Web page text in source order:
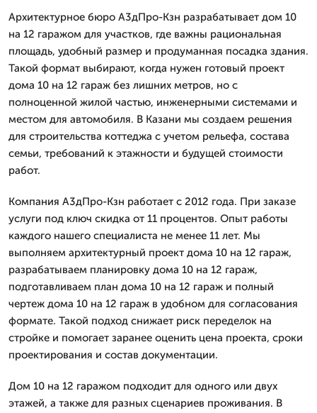
Архитектурное бюро А3дПро-Кзн разрабатывает дом 10
на 12 гаражом для участков, где важны рациональная
площадь, удобный размер и продуманная посадка здания.
Такой формат выбирают, когда нужен готовый проект
дома 10 на 12 гараж без лишних метров, но с
полноценной жилой частью, инженерными системами и
местом для автомобиля. В Казани мы создаем решения
для строительства коттеджа с учетом рельефа, состава
семьи, требований к этажности и будущей стоимости
работ.
Компания А3дПро-Кзн работает с 2012 года. При заказе
услуги под ключ скидка от 11 процентов. Опыт работы
каждого нашего специалиста не менее 11 лет. Мы
выполняем архитектурный проект дома 10 на 12 гараж,
разрабатываем планировку дома 10 на 12 гараж,
подготавливаем план дома 10 на 12 гараж и полный
чертеж дома 10 на 12 гараж в удобном для согласования
формате. Такой подход снижает риск переделок на
стройке и помогает заранее оценить цена проекта, сроки
проектирования и состав документации.
Дом 10 на 12 гаражом подходит для одного или двух
этажей, а также для разных сценариев проживания. В